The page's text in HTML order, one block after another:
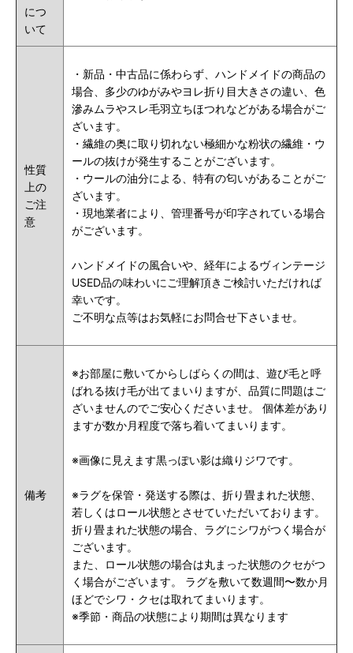
につ
いて
性質
上の
ご注
意
・新品・中古品に係わらず、ハンドメイドの商品の
場合、多少のゆがみやヨレ折り目大きさの違い、色
滲みムラやスレ毛羽立ちほつれなどがある場合がご
ざいます。
・繊維の奥に取り切れない極細かな粉状の繊維・ウ
ールの抜けが発生することがございます。
・ウールの油分による、特有の匂いがあることがご
ざいます。
・現地業者により、管理番号が印字されている場合
がございます。
ハンドメイドの風合いや、経年によるヴィンテージ
USED品の味わいにご理解頂きご検討いただければ
幸いです。
ご不明な点等はお気軽にお問合せ下さいませ。
備考
※お部屋に敷いてからしばらくの間は、遊び毛と呼
ばれる抜け毛が出てまいりますが、品質に問題はご
ざいませんのでご安心くださいませ。 個体差があり
ますが数か月程度で落ち着いてまいります。
※画像に見えます黒っぽい影は織りジワです。
※ラグを保管・発送する際は、折り畳まれた状態、
若しくはロール状態とさせていただいております。
折り畳まれた状態の場合、ラグにシワがつく場合が
ございます。
また、ロール状態の場合は丸まった状態のクセがつ
く場合がございます。 ラグを敷いて数週間〜数か月
ほどでシワ・クセは取れてまいります。
※季節・商品の状態により期間は異なります